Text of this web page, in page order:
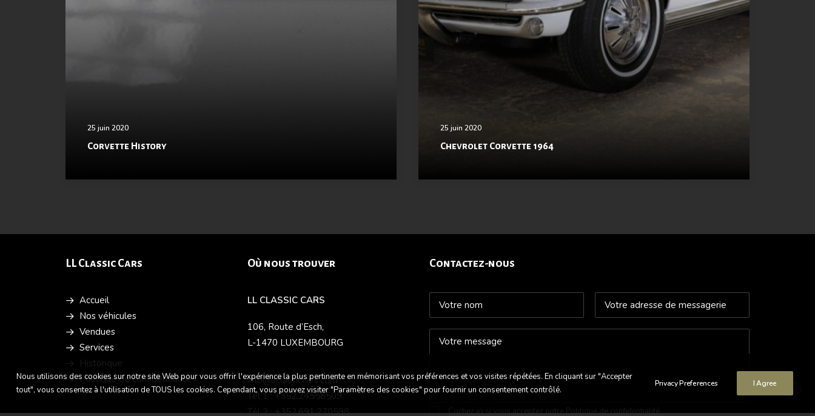
25 juin 2020
Corvette History
25 juin 2020
Chevrolet Corvette 1964
LL Classic Cars
Accueil
Nos véhicules
Vendues
Services
Historique
Politique de confidentialité
Où nous trouver
LL CLASSIC CARS
106, Route d’Esch,
L-1470 LUXEMBOURG
info@llclassiccars.com
Tél 1 : +352.24558509
Tél 2 : +352.691.270598
Contactez-nous
Cochez ici si vous acceptez notrePolitique de confidentialité
Nous utilisons des cookies sur notre site Web pour vous offrir l'expérience la plus pertinente en mémorisant vos préférences et vos visites répétées. En cliquant sur "Accepter
tout", vous consentez à l'utilisation de TOUS les cookies. Cependant, vous pouvez visiter "Paramètres des cookies" pour fournir un consentement contrôlé.
Privacy Preferences I Agree